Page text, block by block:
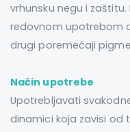
vrhunsku negu i
redovnom upotrebom
drugi poremećaji
Način upotrebe
Upotrebljavati
dinamici koja zavisi od